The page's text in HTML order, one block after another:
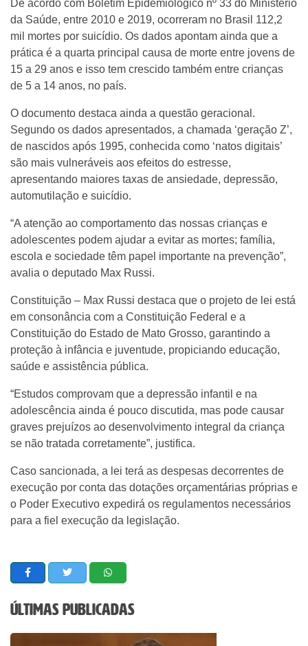
De acordo com Boletim Epidemiológico nº 33 do Ministério
da Saúde, entre 2010 e 2019, ocorreram no Brasil 112,2
mil mortes por suicídio. Os dados apontam ainda que a
prática é a quarta principal causa de morte entre jovens de
15 a 29 anos e isso tem crescido também entre crianças
de 5 a 14 anos, no país.
O documento destaca ainda a questão geracional.
Segundo os dados apresentados, a chamada ‘geração Z’,
de nascidos após 1995, conhecida como ‘natos digitais’
são mais vulneráveis aos efeitos do estresse,
apresentando maiores taxas de ansiedade, depressão,
automutilação e suicídio.
“A atenção ao comportamento das nossas crianças e
adolescentes podem ajudar a evitar as mortes; família,
escola e sociedade têm papel importante na prevenção”,
avalia o deputado Max Russi.
Constituição – Max Russi destaca que o projeto de lei está
em consonância com a Constituição Federal e a
Constituição do Estado de Mato Grosso, garantindo a
proteção à infância e juventude, propiciando educação,
saúde e assistência pública.
“Estudos comprovam que a depressão infantil e na
adolescência ainda é pouco discutida, mas pode causar
graves prejuízos ao desenvolvimento integral da criança
se não tratada corretamente”, justifica.
Caso sancionada, a lei terá as despesas decorrentes de
execução por conta das dotações orçamentárias próprias e
o Poder Executivo expedirá os regulamentos necessários
para a fiel execução da legislação.
Últimas Publicadas